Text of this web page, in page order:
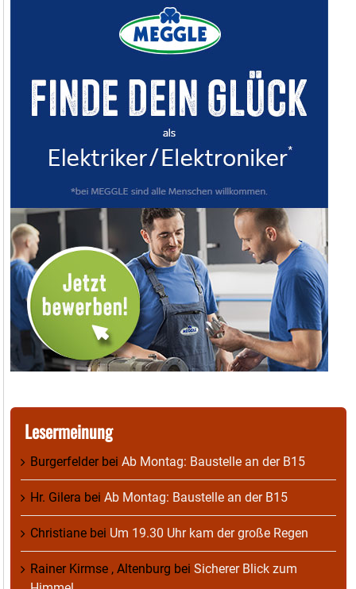
Lesermeinung
Burgerfelderbei Ab Montag: Baustelle an der B15
Hr. Gilera bei Ab Montag: Baustelle an der B15
Christiane bei Um 19.30 Uhr kam der große Regen
Rainer Kirmse , Altenburg bei Sicherer Blick zum